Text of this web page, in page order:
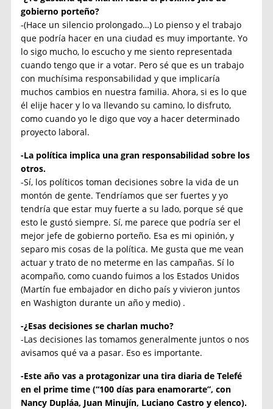
gobierno porteño?
-(Hace un silencio prolongado…) Lo pienso y el trabajo
que podría hacer en una ciudad es muy importante. Yo
lo sigo mucho, lo escucho y me siento representada
cuando tengo que ir a votar. Pero sé que es un trabajo
con muchísima responsabilidad y que implicaría
muchos cambios en nuestra familia. Ahora, si es lo que
él elije hacer y lo va llevando su camino, lo disfruto,
como cuando yo le digo que voy a hacer determinado
proyecto laboral.
-La política implica una gran responsabilidad sobre los
otros.
-Sí, los políticos toman decisiones sobre la vida de un
montón de gente. Tendríamos que ser fuertes y yo
tendría que estar muy fuerte a su lado, porque sé que
esto le gustó siempre. Sí, me parece que podría ser el
mejor jefe de gobierno porteño. Esa es mi opinión, y
separo mis cosas de la política. Me gusta que me vean
actuar y trato de no meterme en las campañas. Sí lo
acompaño, como cuando fuimos a los Estados Unidos
(Martín fue embajador en dicho país y vivieron juntos
en Washigton durante un año y medio) .
-¿Esas decisiones se charlan mucho?
-Las decisiones las tomamos generalmente juntos o nos
avisamos qué va a pasar. Eso es importante.
-Este año vas a protagonizar una tira diaria de Telefé
en el prime time (“100 días para enamorarte”, con
Nancy Dupláa, Juan Minujín, Luciano Castro y elenco).